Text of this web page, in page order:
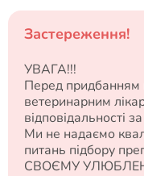
Застереження!
УВАГА!!!
Перед придбанням
ветеринарним
відповідальності
Ми не надаємо
питань підбору
СВОЄМУ